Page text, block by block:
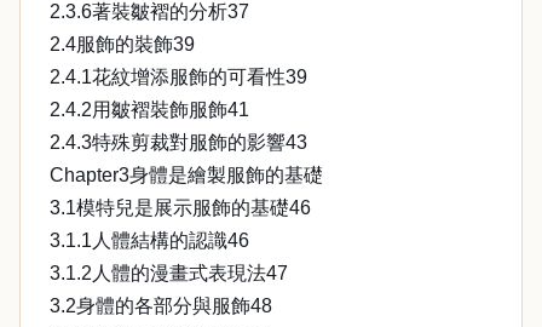
2.3.6著裝皺褶的分析37
2.4服飾的裝飾39
2.4.1花紋增添服飾的可看性39
2.4.2用皺褶裝飾服飾41
2.4.3特殊剪裁對服飾的影響43
Chapter3身體是繪製服飾的基礎
3.1模特兒是展示服飾的基礎46
3.1.1人體結構的認識46
3.1.2人體的漫畫式表現法47
3.2身體的各部分與服飾48